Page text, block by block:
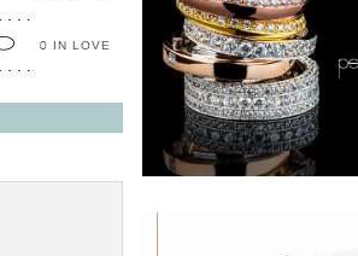
0 IN LOVE